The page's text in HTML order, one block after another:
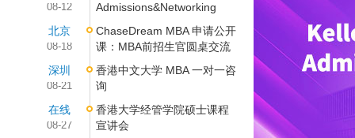
08-12
Admissions&Networking
北京
08-18
ChaseDream MBA 申请公开
课：MBA前招生官圆桌交流
深圳
08-21
香港中文大学 MBA 一对一咨
询
在线
08-27
香港大学经管学院硕士课程
宣讲会